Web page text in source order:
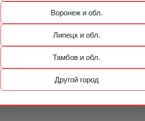
Воронеж и обл.
Липецк и обл.
Тамбов и обл.
Другой город